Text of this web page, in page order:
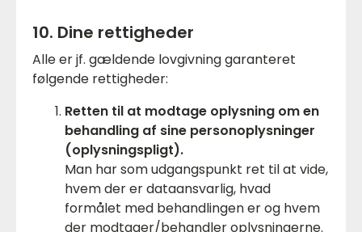
10. Dine rettigheder
Alle er jf. gældende lovgivning garanteret
følgende rettigheder:
Retten til at modtage oplysning om en
behandling af sine personoplysninger
(oplysningspligt).
Man har som udgangspunkt ret til at vide,
hvem der er dataansvarlig, hvad
formålet med behandlingen er og hvem
der modtager/behandler oplysningerne.